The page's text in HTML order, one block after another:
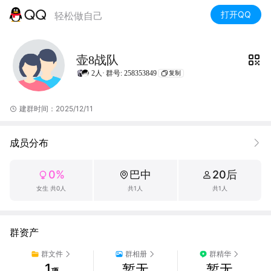
轻松做自己 打开QQ
壶8战队
2人· 群号: 258353849 复制
建群时间：2025/12/11
成员分布
0%
女生 共0人
巴中
共1人
20后
共1人
群资产
群文件 群相册 群精华